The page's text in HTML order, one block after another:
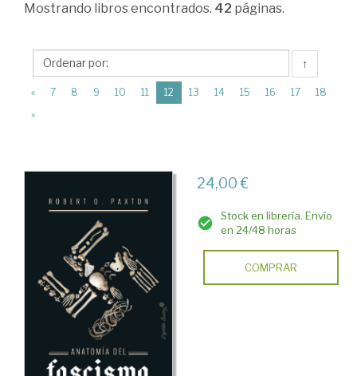
Humanas
>
Historia
universal
>
contemporánea
Los
fascismos
(Nazismo)
Mostrando libros encontrados. 42 páginas.
↑
« 7 8 9 10 11 12 (current)
13 14 15 16 17
18
»
24,00 €
Stock en librería. Envío
en 24/48 horas
COMPRAR